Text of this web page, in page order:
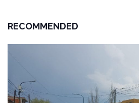
RECOMMENDED